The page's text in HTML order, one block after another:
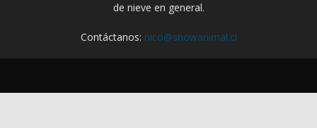
de nieve en general.
Contáctanos: nico@snowanimal.cl